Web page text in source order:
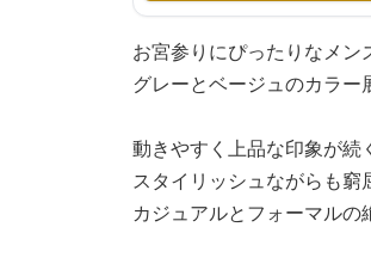
お宮参りにぴったりなメン
グレーとベージュのカラー
動きやすく上品な印象が続
スタイリッシュながらも窮
カジュアルとフォーマルの